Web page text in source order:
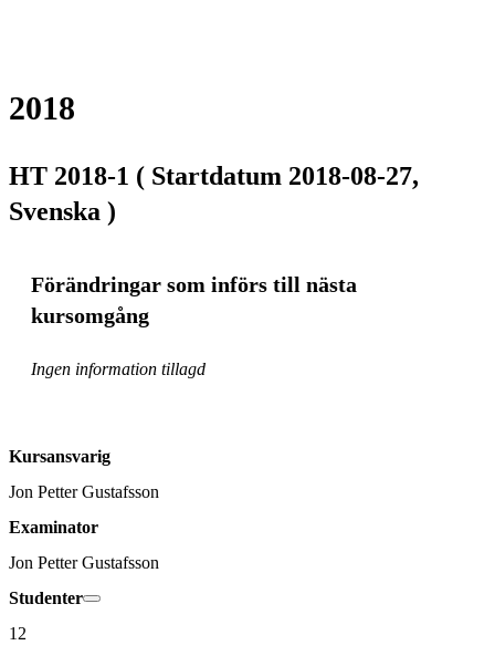
2018
HT 2018-1 ( Startdatum 2018-08-27,
Svenska )
Förändringar som införs till nästa
kursomgång
Ingen information tillagd
Kursansvarig
Jon Petter Gustafsson
Examinator
Jon Petter Gustafsson
Studenter
12